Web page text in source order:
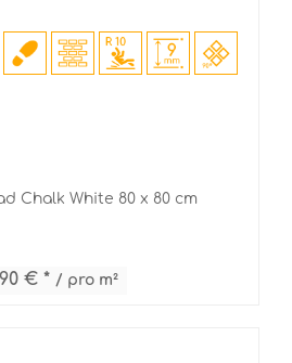
Chalk White 80 x 80 cm
€ * / pro m²